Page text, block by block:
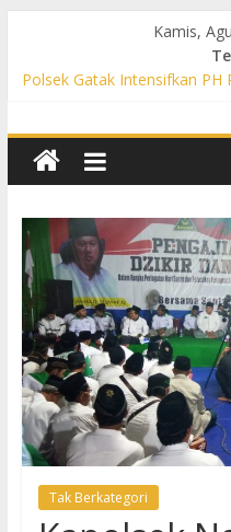
Kamis,
Polsek Gatak Intensifkan PH
Bantu Warga Menyeberang
Propam Polres Sukoharjo
Patroli Preventif, Polsek
Kebakaran hingga Antisipasi
Polsek Nguter Intensifkan
Warga dan Cegah
Tak Berkategori